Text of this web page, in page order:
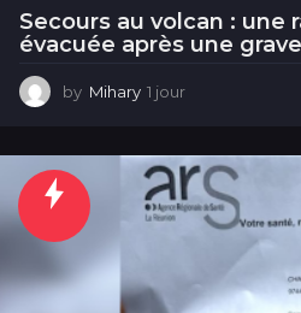
Secours au volcan : une
évacuée après une
by Mihary 1 jour
u
r